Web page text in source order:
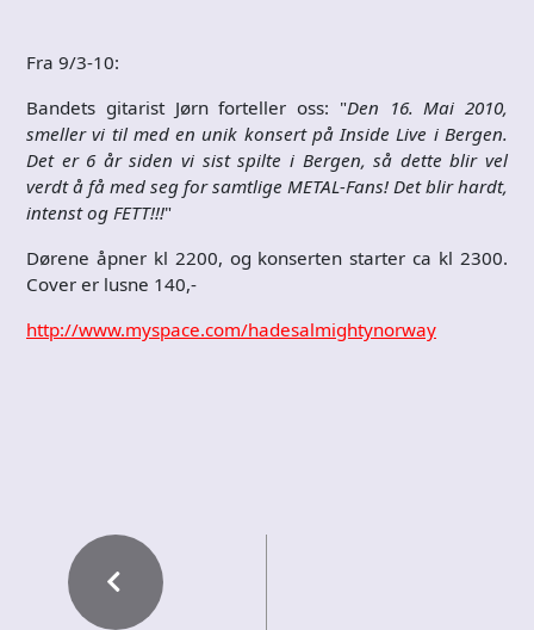
Fra 9/3-10:
Bandets gitarist Jørn forteller oss: "Den 16. Mai 2010,
smeller vi til med en unik konsert på Inside Live i Bergen.
Det er 6 år siden vi sist spilte i Bergen, så dette blir vel
verdt å få med seg for samtlige METAL-Fans! Det blir hardt,
intenst og FETT!!!"
Dørene åpner kl 2200, og konserten starter ca kl 2300.
Cover er lusne 140,-
http://www.myspace.com/hadesalmightynorway